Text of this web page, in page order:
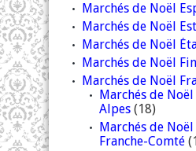
Marchés de Noël
Marchés de Noël
Marchés de Noël
Marchés de Noël
Marchés de Noël
Marchés de
Alpes (18)
Marchés de
Franche-Comté